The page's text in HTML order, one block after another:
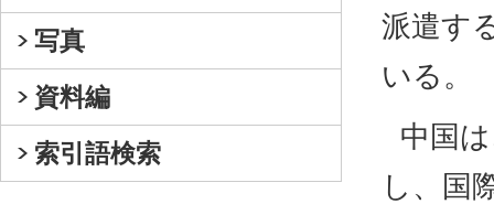
写真
資料編
索引語検索
派遣す
いる。
中国
し、国